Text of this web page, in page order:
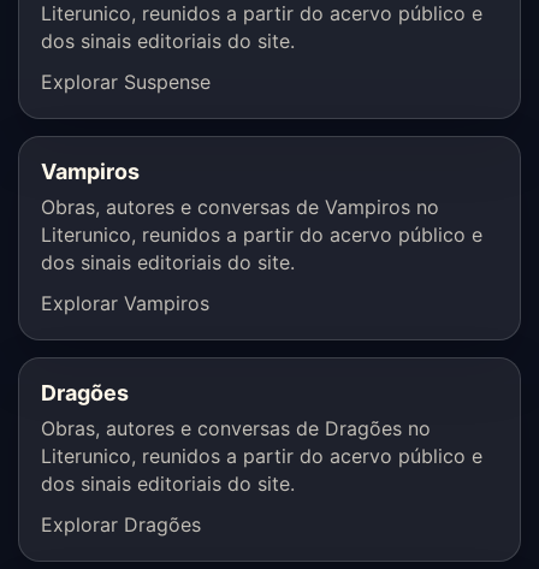
Literunico, reunidos a partir do acervo público e
dos sinais editoriais do site.
Explorar Suspense
Vampiros
Obras, autores e conversas de Vampiros no
Literunico, reunidos a partir do acervo público e
dos sinais editoriais do site.
Explorar Vampiros
Dragões
Obras, autores e conversas de Dragões no
Literunico, reunidos a partir do acervo público e
dos sinais editoriais do site.
Explorar Dragões